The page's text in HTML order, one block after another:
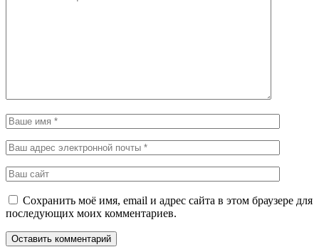
Сохранить моё имя, email и адрес сайта в этом браузере для
последующих моих комментариев.